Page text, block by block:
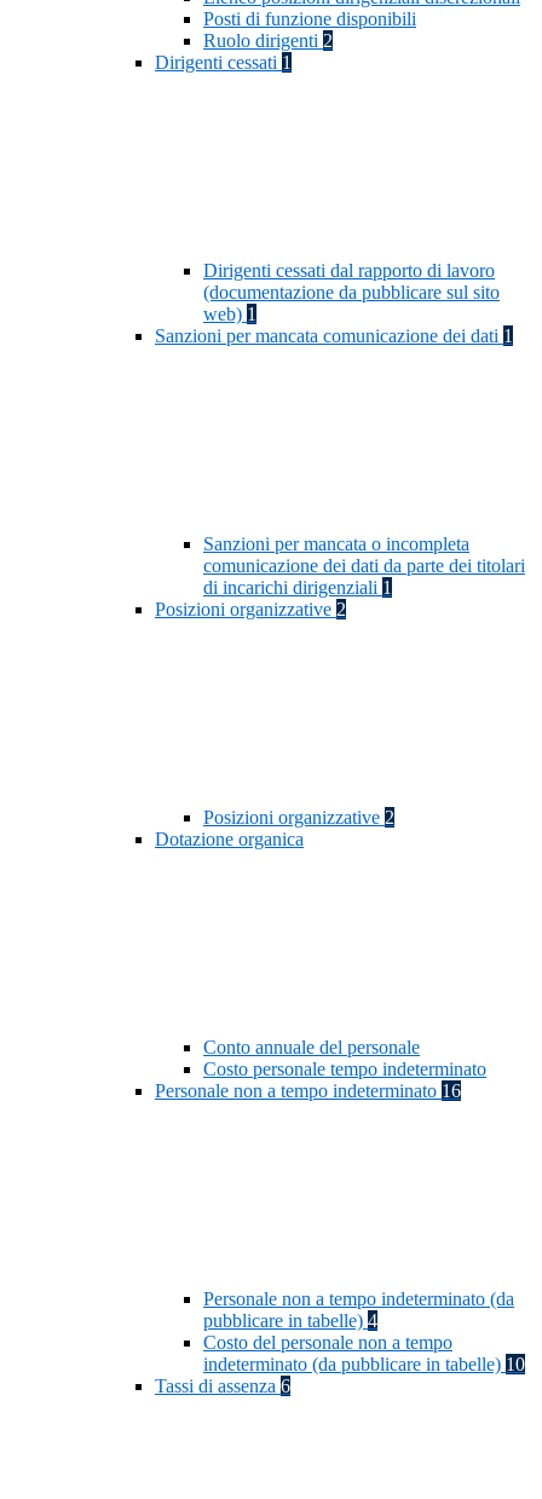
Posti di funzione disponibili
Ruolo dirigenti 2
Dirigenti cessati 1
Dirigenti cessati dal rapporto di lavoro
(documentazione da pubblicare sul sito
web) 1
Sanzioni per mancata comunicazione dei dati 1
Sanzioni per mancata o incompleta
comunicazione dei dati da parte dei titolari
di incarichi dirigenziali 1
Posizioni organizzative 2
Posizioni organizzative 2
Dotazione organica
Conto annuale del personale
Costo personale tempo indeterminato
Personale non a tempo indeterminato 16
Personale non a tempo indeterminato (da
pubblicare in tabelle) 4
Costo del personale non a tempo
indeterminato (da pubblicare in tabelle) 10
Tassi di assenza 6